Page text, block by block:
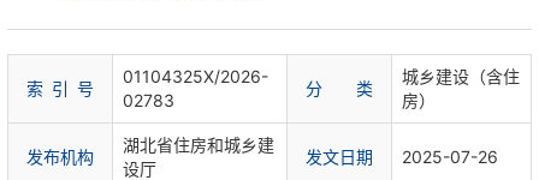
索 引 号
01104325X/2026-
02783
分 类
城乡建设（含住
房）
发布机构
湖北省住房和城乡建
设厅
发文日期 2025-07-26